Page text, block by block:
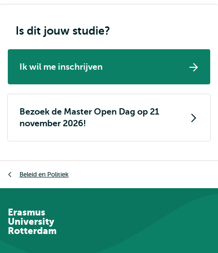
Is dit jouw studie?
Ik wil me inschrijven
Bezoek de Master Open Dag op 21
november 2026!
Beleid en Politiek
Erasmus
University
Rotterdam